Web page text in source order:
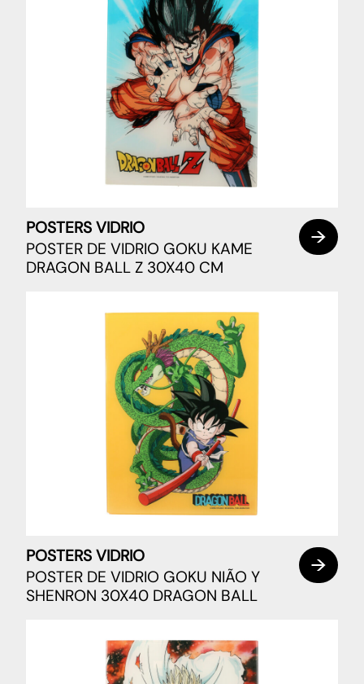
POSTERS VIDRIO
POSTER DE VIDRIO GOKU KAME
DRAGON BALL Z 30X40 CM
POSTERS VIDRIO
POSTER DE VIDRIO GOKU NIÃO Y
SHENRON 30X40 DRAGON BALL